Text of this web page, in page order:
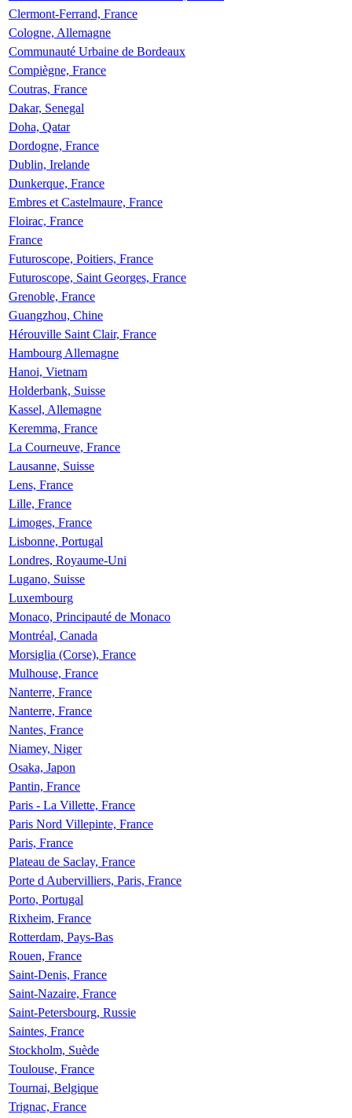
Clermont-Ferrand, France
Cologne, Allemagne
Communauté Urbaine de Bordeaux
Compiègne, France
Coutras, France
Dakar, Senegal
Doha, Qatar
Dordogne, France
Dublin, Irelande
Dunkerque, France
Embres et Castelmaure, France
Floirac, France
France
Futuroscope, Poitiers, France
Futuroscope, Saint Georges, France
Grenoble, France
Guangzhou, Chine
Hérouville Saint Clair, France
Hambourg Allemagne
Hanoi, Vietnam
Holderbank, Suisse
Kassel, Allemagne
Keremma, France
La Courneuve, France
Lausanne, Suisse
Lens, France
Lille, France
Limoges, France
Lisbonne, Portugal
Londres, Royaume-Uni
Lugano, Suisse
Luxembourg
Monaco, Principauté de Monaco
Montréal, Canada
Morsiglia (Corse), France
Mulhouse, France
Nanterre, France
Nanterre, France
Nantes, France
Niamey, Niger
Osaka, Japon
Pantin, France
Paris - La Villette, France
Paris Nord Villepinte, France
Paris, France
Plateau de Saclay, France
Porte d Aubervilliers, Paris, France
Porto, Portugal
Rixheim, France
Rotterdam, Pays-Bas
Rouen, France
Saint-Denis, France
Saint-Nazaire, France
Saint-Petersbourg, Russie
Saintes, France
Stockholm, Suède
Toulouse, France
Tournai, Belgique
Trignac, France